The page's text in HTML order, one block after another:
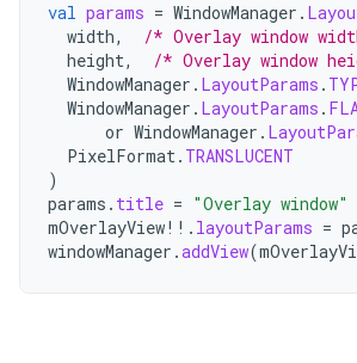
val params = WindowManager .
width,
/* Overlay window
height,
/* Overlay window
WindowManager . LayoutParams .
WindowManager . LayoutParams .
or WindowManager .
PixelFormat. TRANSLUCENT
)
params . title = "Overlay window"
mOverlayView!! . layoutParams =
windowManager .addView(